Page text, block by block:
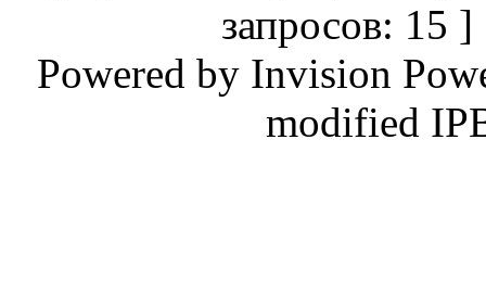
запросов:
Powered by Invision
modified